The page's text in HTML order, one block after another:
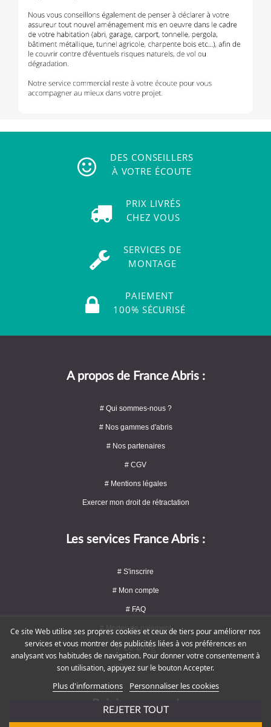
DES CONSEILLERS
À VOTRE ÉCOUTE
PRIX LIVRÉS
CHEZ VOUS
SERVICES DE
MONTAGE
PAIEMENT
100% SÉCURISÉ
A propos de France Abris :
# Qui sommes-nous ?
# Nos gammes d'abris
# Nos partenaires
# CGV
# Mentions légales
Exercer mon droit de rétractation
Les services France Abris :
# S'inscrire
# Mon compte
# FAQ
# Modes de paiement
# Le blog
# Plan du site
Rejoignez-nous !
Ce site Web utilise ses propres cookies et ceux de tiers pour améliorer nos
services et vous montrer des publicités liées à vos préférences en
analysant vos habitudes de navigation. Pour donner votre consentement à
son utilisation, appuyez sur le bouton Accepter.
Plus d'informations Personnaliser les cookies
REJETER TOUT